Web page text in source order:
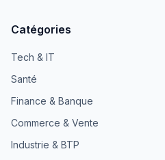
Catégories
Tech & IT
Santé
Finance & Banque
Commerce & Vente
Industrie & BTP